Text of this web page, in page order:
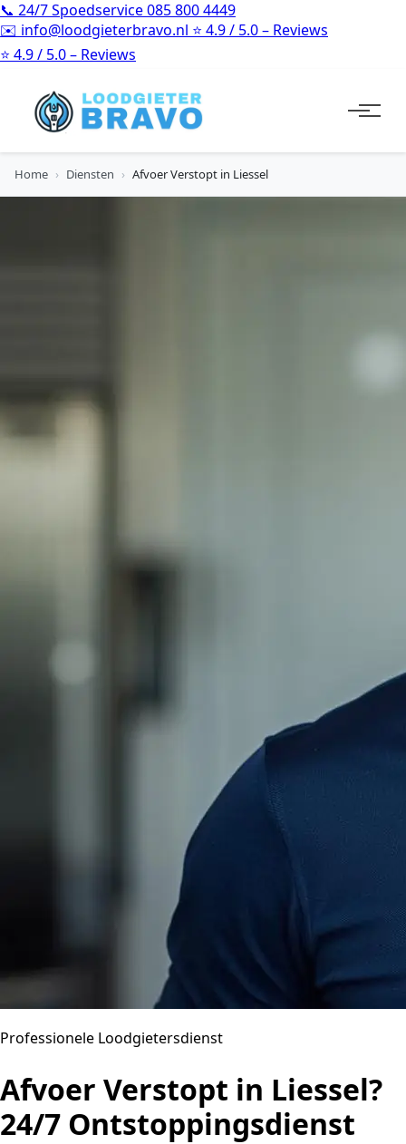
📞 24/7 Spoedservice085 800 4449
✉️ info@loodgieterbravo.nl ⭐ 4.9 / 5.0 – Reviews
⭐ 4.9 / 5.0 – Reviews
Home › Diensten › Afvoer Verstopt in Liessel
Professionele Loodgietersdienst
Afvoer Verstopt in Liessel?
24/7 Ontstoppingsdienst